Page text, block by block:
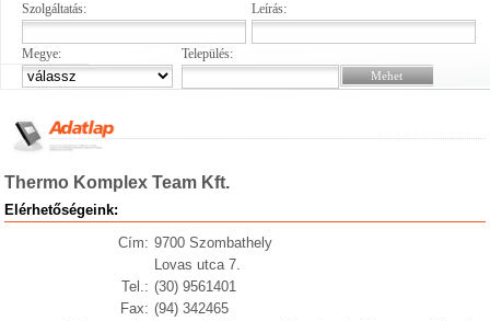
Szolgáltatás: Leírás:
Megye: Település:
Thermo Komplex Team Kft.
Elérhetőségeink:
Cím: 9700 Szombathely
Lovas utca 7.
Tel.: (30) 9561401
Fax: (94) 342465